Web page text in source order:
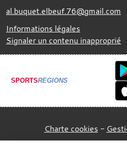
al.buquet.elbeuf.76@gmail.com
Informations légales
Signaler un contenu inapproprié
SPORTSREGIONS
Charte cookies